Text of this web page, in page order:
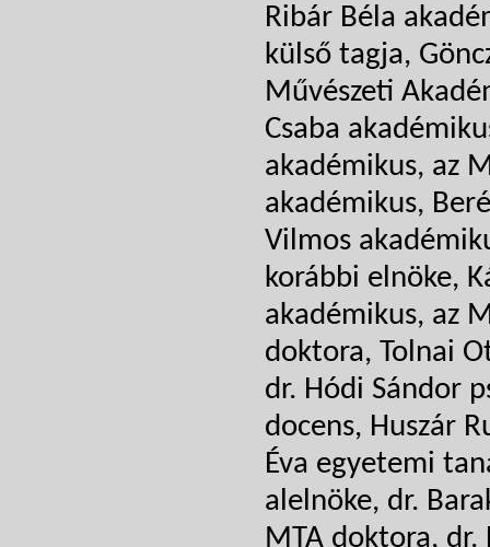
Ribár Béla
külső tagja,
Művészeti
Csaba
akadémikus, az
akadémikus,
Vilmos
korábbi elnöke,
akadémikus, az
doktora, Tolnai
dr. Hódi Sándor
docens, Huszár
Éva egyetemi
alelnöke, dr.
MTA doktora,